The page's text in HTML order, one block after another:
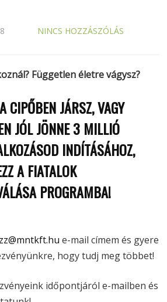
NINCS HOZZÁSZÓLÁS
Független életre vágysz?
CIPŐBEN JÁRSZ, VAGY
JÓL JÖNNE3 MILLIÓ
INDÍTÁSÁHOZ,
A FIATALOK
PROGRAMBA!
e-mail címem és gyere
hogy tudj meg többet!
időpontjáról e-mailben és